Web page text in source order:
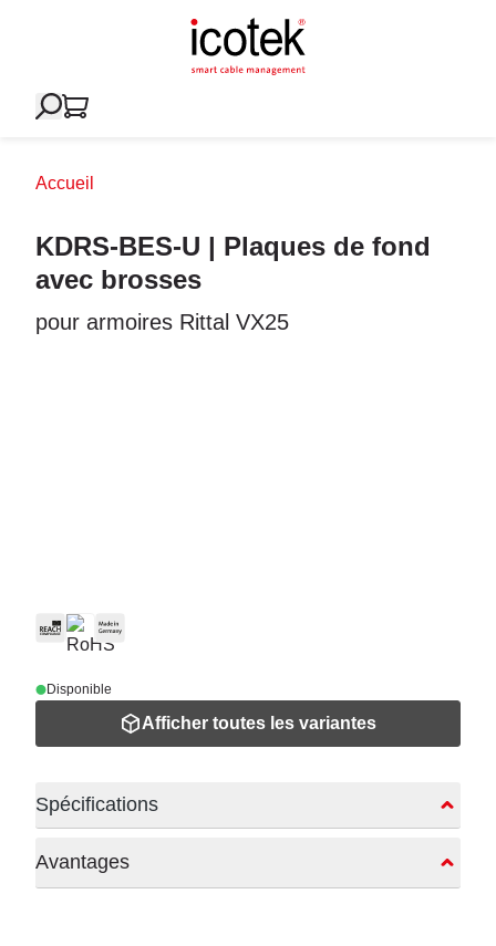
Accueil
KDRS-BES-U | Plaques de fond
avec brosses
pour armoires Rittal VX25
Disponible
Afficher toutes les variantes
Spécifications
Avantages